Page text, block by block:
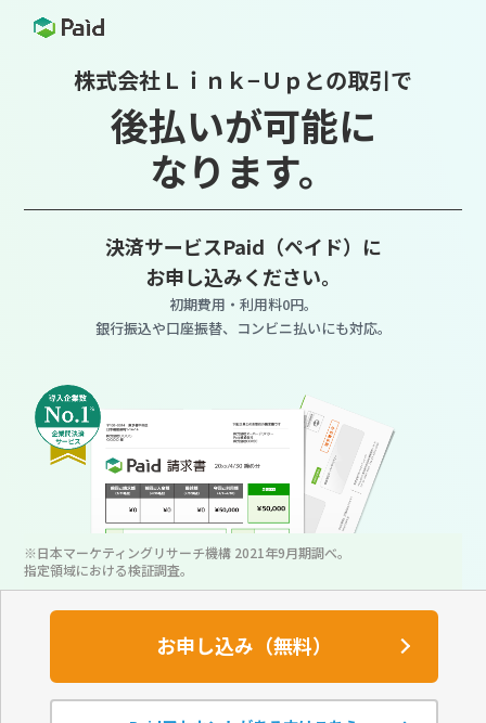
株式会社Ｌｉｎｋ−Ｕｐとの取引で
後払いが可能に
なります。
決済サービスPaid（ペイド）に
お申し込みください。
初期費用・利用料0円。
銀行振込や口座振替、コンビニ払いにも対応。
※日本マーケティングリサーチ機構 2021年9月期調べ。
指定領域における検証調査。
お申し込み（無料）